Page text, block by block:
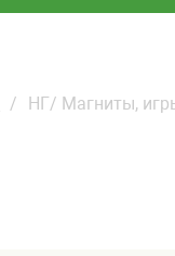
НГ/ Магниты,